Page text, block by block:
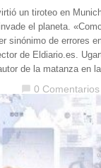
un tiroteo en
el planeta.
sinónimo de errores
de Eldiario.es.
de la matanza en
chat_bubble 0 Comentarios